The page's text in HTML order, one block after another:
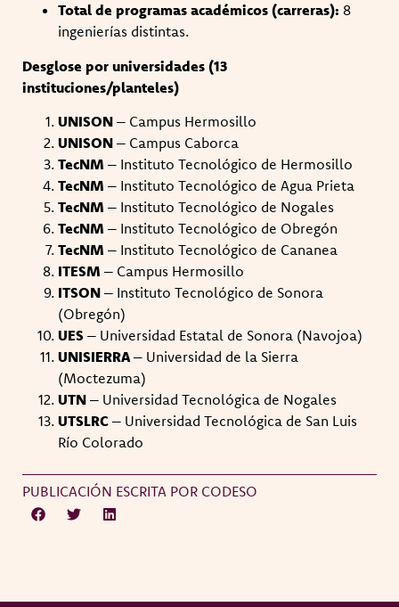
Total de programas académicos (carreras): 8
ingenierías distintas.
Desglose por universidades (13
instituciones/planteles)
UNISON – Campus Hermosillo
UNISON – Campus Caborca
TecNM – Instituto Tecnológico de Hermosillo
TecNM – Instituto Tecnológico de Agua Prieta
TecNM – Instituto Tecnológico de Nogales
TecNM – Instituto Tecnológico de Obregón
TecNM – Instituto Tecnológico de Cananea
ITESM – Campus Hermosillo
ITSON – Instituto Tecnológico de Sonora
(Obregón)
UES – Universidad Estatal de Sonora (Navojoa)
UNISIERRA – Universidad de la Sierra
(Moctezuma)
UTN – Universidad Tecnológica de Nogales
UTSLRC – Universidad Tecnológica de San Luis
Río Colorado
PUBLICACIÓN ESCRITA POR CODESO